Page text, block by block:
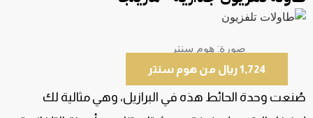
صورة: هوم سنتر
1,724 ريال من هوم سنتر
صُنعت وحدة الحائط هذه في البرازيل، وهي مثالية لك